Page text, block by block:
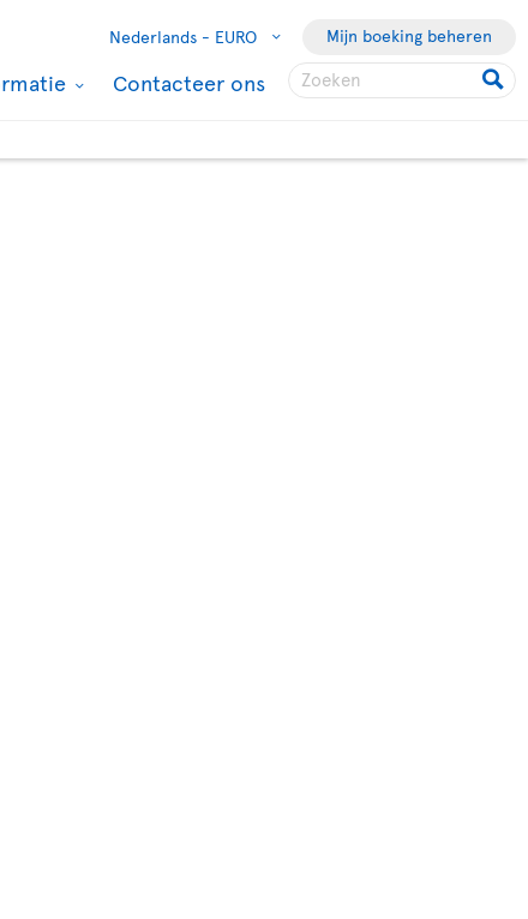
Nederlands - EURO Mijn boeking beheren
Contacteer ons